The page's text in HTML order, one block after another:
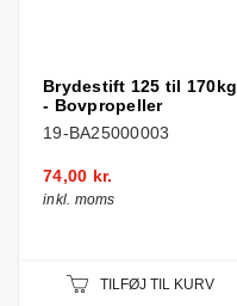
Brydestift 125 til 170kg
- Bovpropeller
19-BA25000003
74,00 kr.
inkl. moms
TILFØJ TIL KURV